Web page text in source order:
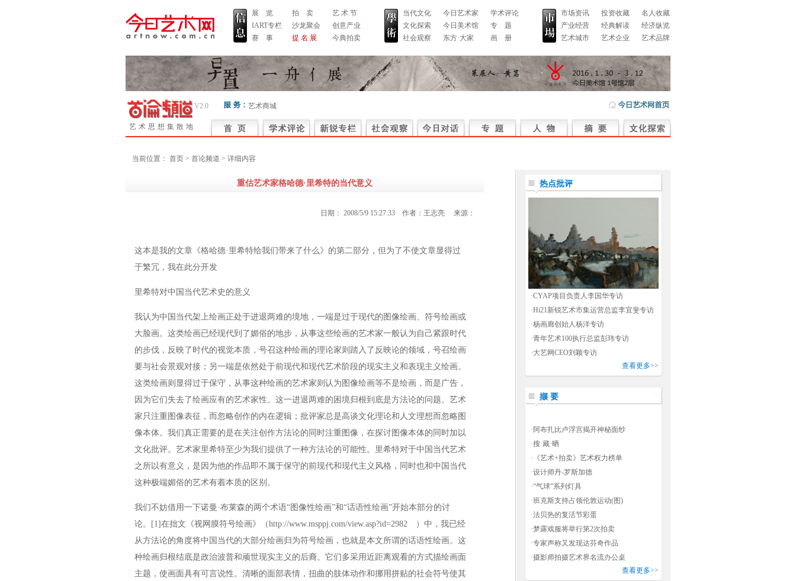
展 览
IART专栏
赛 事
拍 卖
沙龙聚会
提 名 展
艺 术 节
创意产业
今典拍卖
当代文化
文化探索
社会观察
今日艺术家
今日美术馆
东方·大家
学术评论
专 题
画 册
市场资讯
产业经营
艺术城市
投资收藏
经典解读
艺术企业
名人收藏
经济纵览
艺术品牌
艺术思想集散地
V2.0 艺术商城
当前位置： 首页 > 首论频道 > 详细内容
重估艺术家格哈德·里希特的当代意义
日期： 2008/5/9 15:27:33 作者： 王志亮 来源：
这本是我的文章《格哈德·里希特给我们带来了什么》的第二部分，但为了不使文章显得过
于繁冗，我在此分开发
里希特对中国当代艺术史的意义
我认为中国当代架上绘画正处于进退两难的境地，一端是过于现代的图像绘画、符号绘画或
大脸画。这类绘画已经现代到了媚俗的地步，从事这些绘画的艺术家一般认为自己紧跟时代
的步伐，反映了时代的视觉本质，号召这种绘画的理论家则踏入了反映论的领域，号召绘画
要与社会景观对接；另一端是依然处于前现代和现代艺术阶段的现实主义和表现主义绘画。
这类绘画则显得过于保守，从事这种绘画的艺术家则认为图像绘画等不是绘画，而是广告，
因为它们失去了绘画应有的艺术家性。这一进退两难的困境归根到底是方法论的问题。艺术
家只注重图像表征，而忽略创作的内在逻辑；批评家总是高谈文化理论和人文理想而忽略图
像本体。我们真正需要的是在关注创作方法论的同时注重图像，在探讨图像本体的同时加以
文化批评。艺术家里希特至少为我们提供了一种方法论的可能性。里希特对于中国当代艺术
之所以有意义，是因为他的作品即不属于保守的前现代和现代主义风格，同时也和中国当代
这种极端媚俗的艺术有着本质的区别。
我们不妨借用一下诺曼·布莱森的两个术语“图像性绘画”和“话语性绘画”开始本部分的讨
论。[1]在拙文《视网膜符号绘画》（http://www.msppj.com/view.asp?id=2982 ）中，我已经
从方法论的角度将中国当代的大部分绘画归为符号绘画，也就是本文所谓的话语性绘画。这
种绘画归根结底是政治波普和顽世现实主义的后裔。它们多采用近距离观看的方式描绘画面
主题，使画面具有可言说性。清晰的面部表情，扭曲的肢体动作和挪用拼贴的社会符号使其
热点批评
·CYAP项目负责人李国华专访
·Hi21新锐艺术市集运营总监李宜斐专访
·杨画廊创始人杨洋专访
·青年艺术100执行总监彭玮专访
·大艺网CEO刘颖专访
查看更多>>
撷 要
·阿布扎比卢浮宫揭开神秘面纱
·搜·藏·晒
· 《艺术+拍卖》艺术权力榜单
·设计师丹-罗斯加德
·“气球”系列灯具
·班克斯支持占领伦敦运动(图)
·法贝热的复活节彩蛋
·梦露戏服将举行第2次拍卖
·专家声称又发现达芬奇作品
·摄影师拍摄艺术界名流办公桌
查看更多>>